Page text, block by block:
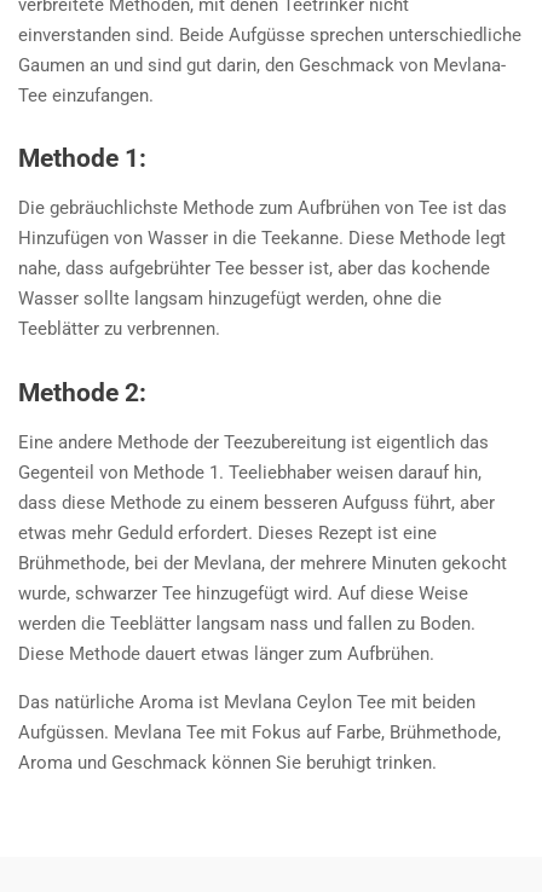
verbreitete Methoden, mit denen Teetrinker nicht
einverstanden sind. Beide Aufgüsse sprechen unterschiedliche
Gaumen an und sind gut darin, den Geschmack von Mevlana-
Tee einzufangen.
Methode 1:
Die gebräuchlichste Methode zum Aufbrühen von Tee ist das
Hinzufügen von Wasser in die Teekanne. Diese Methode legt
nahe, dass aufgebrühter Tee besser ist, aber das kochende
Wasser sollte langsam hinzugefügt werden, ohne die
Teeblätter zu verbrennen.
Methode 2:
Eine andere Methode der Teezubereitung ist eigentlich das
Gegenteil von Methode 1. Teeliebhaber weisen darauf hin,
dass diese Methode zu einem besseren Aufguss führt, aber
etwas mehr Geduld erfordert. Dieses Rezept ist eine
Brühmethode, bei der Mevlana, der mehrere Minuten gekocht
wurde, schwarzer Tee hinzugefügt wird. Auf diese Weise
werden die Teeblätter langsam nass und fallen zu Boden.
Diese Methode dauert etwas länger zum Aufbrühen.
Das natürliche Aroma ist Mevlana Ceylon Tee mit beiden
Aufgüssen. Mevlana Tee mit Fokus auf Farbe, Brühmethode,
Aroma und Geschmack können Sie beruhigt trinken.